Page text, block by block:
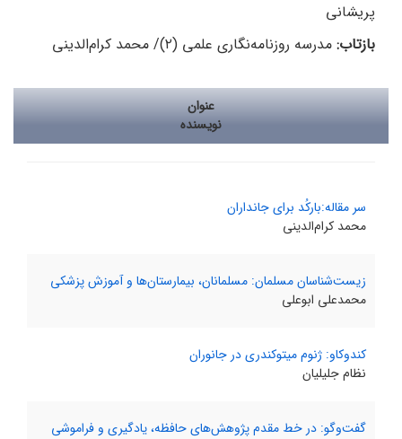
پریشانی
بازتاب: مدرسه روزنامه‌نگاری علمی (۲)/ محمد کرام‌الدینی
عنوان
نویسنده
سر مقاله:بارکُد برای جانداران
محمد کرام‌الدینی
زیست‌شناسان مسلمان: مسلمانان، بیمارستان‌ها و آموزش پزشکی
محمدعلی ابوعلی
کندوکاو: ژنوم میتوکندری در جانوران
نظام جلیلیان
گفت‌وگو: در خط مقدم پژوهش‌های حافظه، یادگیری و فراموشی